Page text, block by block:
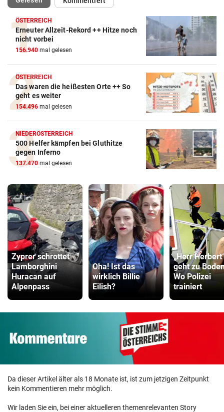
ÖSTERREICH
Erneuter Allzeit-Rekord ++ Hitze noch
nicht vorbei
156.940 mal gelesen
ÖSTERREICH
Das waren die heißesten Orte ++ So
geht es weiter
154.496 mal gelesen
NIEDERÖSTERREICH
500 Helfer kämpfen bei Gluthitze
gegen Inferno
137.470 mal gelesen
Zyprer schrottet
Lamborghini
Huracan auf
Alpenpass
Oha! Ist das
wirklich Billie
Eilish?
„Herr
geht zu
Wo Polizei
trainiert
Da dieser Artikel älter als 18 Monate ist, ist zum jetzigen Zeitpunkt
kein Kommentieren mehr möglich.
Wir laden Sie ein, bei einer aktuelleren themenrelevanten Story